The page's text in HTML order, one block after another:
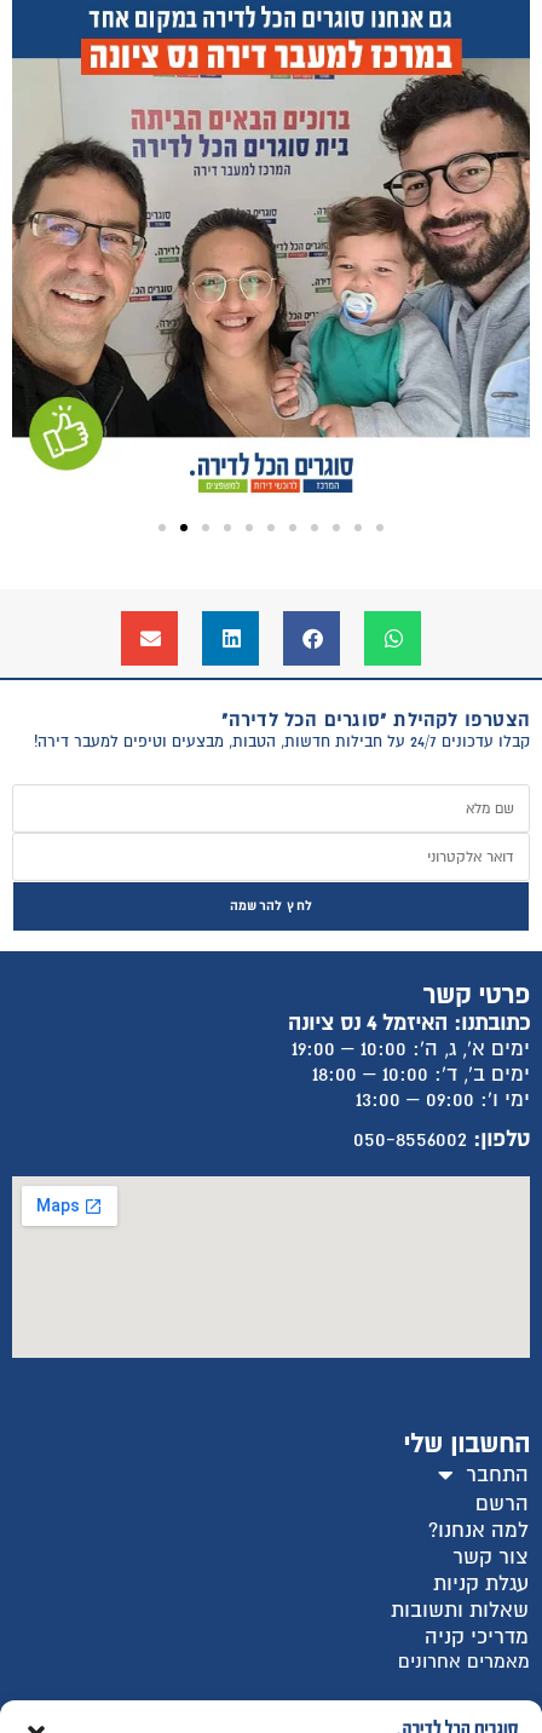
הצטרפו לקהילת "סוגרים הכל לדירה"
קבלו עדכונים 24/7 על חבילות חדשות, הטבות, מבצעים וטיפים למעבר דירה!
לחץ להרשמה
פרטי קשר
כתובתנו: האיזמל 4 נס ציונה
ימים א', ג, ה': 10:00 – 19:00
ימים ב', ד': 10:00 – 18:00
ימי ו': 09:00 – 13:00
טלפון: 050-8556002
החשבון שלי
התחבר
הרשם
למה אנחנו?
צור קשר
עגלת קניות
שאלות ותשובות
מדריכי קניה
מאמרים אחרונים